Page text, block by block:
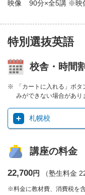
映像
90分×全5講 ※映
特別選抜英語
校舎・時間
「カートに入れる」ボ
みができない場合があり
札幌校
講座の料金
22,700円 （塾生料金
※料金に教材費、消費税を含